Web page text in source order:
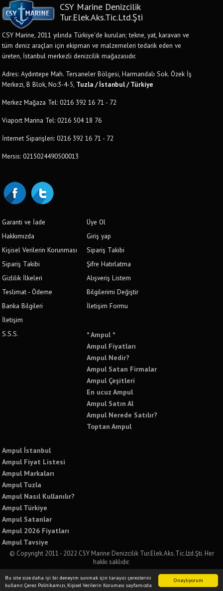
Onaylıyorum
Bu site size daha iyi bir deneyim sunmak için tarayıcı çerezlerini
kullanır. Çerez Politikamızı, Kişisel Verilerin Koruması sayfamızda
CSY Marine Denizcilik
Tur.Elek.Aks.Tic.Ltd.Şti
CSY Marine, 2011 yılında Türkiye'de kurulan; tekne, yat, karavan ve
tüm deniz araçları için ekipman ve malzemeleri tedarik eden ve
üreten, İstanbul merkezli denizcilik mağazasıdır.
Adres: Aydıntepe Mah. Tersaneler Bölgesi, Harmandalı Sok. Özek İş
Merkezi, B Blok, No:3-4-5, Tuzla / İstanbul / Türkiye
Merkez Mağaza Tel: 0216 392 16 71 - 72
Viaport Marina Tel: 0216 504 18 76
İnternet Siparişleri: 0216 392 16 71 - 72
Mersis: 0215024490500013
Garanti ve İade
Hakkımızda
Kişisel Verilerin Korunması
Sipariş Takibi
Gizlilik İlkeleri
Teslimat - Ödeme
Banka Bilgileri
İletişim
S.S.S.
Üye Ol
Giriş yap
Sipariş Takibi
Şifre Hatırlatma
Alışveriş Listem
Bilgilerimi Değiştir
İletişim Formu
* Ampul *
Ampul Fiyatları
Ampul Nedir?
Ampul Satan Firmalar
Ampul Çeşitleri
En ucuz Ampul
Ampul Satın Al
Ampul Nerede Satılır?
Toptan Ampul
Ampul İstanbul
Ampul Fiyat Listesi
Ampul Markaları
Ampul Tuzla
Ampul Nasıl Kullanılır?
Ampul Türkiye
Ampul Satanlar
Ampul 2026 Fiyatları
Ampul Tavsiye
© Copyright 2011 - 2022 CSY Marine Denizcilik Tur.Elek.Aks.Tic.Ltd.Şti. Her
hakkı saklıdır.
Bu sitede yer alan tüm yazılı ve görsel içeriklerin izinsiz kullanımı ve paylaşımı
kesinlikle yasaktır. İzinsiz kullanımda tüm yasal sorumluluğu kabul etmiş